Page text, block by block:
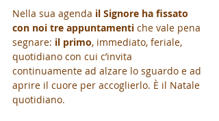
Nella sua agenda il Signore ha fissato
con noi tre appuntamenti che vale pena
segnare: il primo, immediato, feriale,
quotidiano con cui c’invita
continuamente ad alzare lo sguardo e ad
aprire il cuore per accoglierlo. È il Natale
quotidiano.